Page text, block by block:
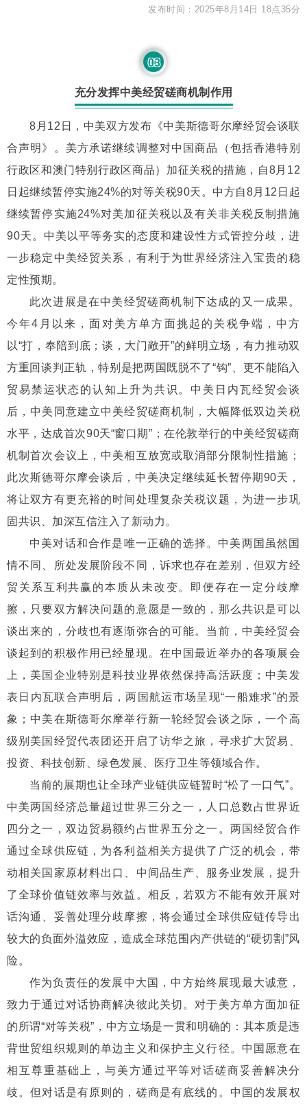
发布时间：2025年8月14日 18点35分
03
充分发挥中美经贸磋商机制作用
8月12日，中美双方发布《中美斯德哥尔摩经贸会谈联
合声明》。美方承诺继续调整对中国商品（包括香港特别
行政区和澳门特别行政区商品）加征关税的措施，自8月12
日起继续暂停实施24%的对等关税90天。中方自8月12日起
继续暂停实施24%对美加征关税以及有关非关税反制措施
90天。中美以平等务实的态度和建设性方式管控分歧，进
一步稳定中美经贸关系，有利于为世界经济注入宝贵的稳
定性预期。
此次进展是在中美经贸磋商机制下达成的又一成果。
今年4月以来，面对美方单方面挑起的关税争端，中方
以“打，奉陪到底；谈，大门敞开”的鲜明立场，有力推动双
方重回谈判正轨，特别是把两国既脱不了“钩”、更不能陷入
贸易禁运状态的认知上升为共识。中美日内瓦经贸会谈
后，中美同意建立中美经贸磋商机制，大幅降低双边关税
水平，达成首次90天“窗口期”；在伦敦举行的中美经贸磋商
机制首次会议上，中美相互放宽或取消部分限制性措施；
此次斯德哥尔摩会谈后，中美决定继续延长暂停期90天，
将让双方有更充裕的时间处理复杂关税议题，为进一步巩
固共识、加深互信注入了新动力。
中美对话和合作是唯一正确的选择。中美两国虽然国
情不同、所处发展阶段不同，诉求也存在差别，但双方经
贸关系互利共赢的本质从未改变。即便存在一定分歧摩
擦，只要双方解决问题的意愿是一致的，那么共识是可以
谈出来的，分歧也有逐渐弥合的可能。当前，中美经贸会
谈起到的积极作用已经显现。在中国最近举办的各项展会
上，美国企业特别是科技业界依然保持高活跃度；中美发
表日内瓦联合声明后，两国航运市场呈现“一船难求”的景
象；中美在斯德哥尔摩举行新一轮经贸会谈之际，一个高
级别美国经贸代表团还开启了访华之旅，寻求扩大贸易、
投资、科技创新、绿色发展、医疗卫生等领域合作。
当前的展期也让全球产业链供应链暂时“松了一口气”。
中美两国经济总量超过世界三分之一，人口总数占世界近
四分之一，双边贸易额约占世界五分之一。两国经贸合作
通过全球供应链，为各利益相关方提供了广泛的机会，带
动相关国家原材料出口、中间品生产、服务业发展，提升
了全球价值链效率与效益。相反，若双方不能有效开展对
话沟通、妥善处理分歧摩擦，将会通过全球供应链传导出
较大的负面外溢效应，造成全球范围内产供链的“硬切割”风
险。
作为负责任的发展中大国，中方始终展现最大诚意，
致力于通过对话协商解决彼此关切。对于美方单方面加征
的所谓“对等关税”，中方立场是一贯和明确的：其本质是违
背世贸组织规则的单边主义和保护主义行径。中国愿意在
相互尊重基础上，与美方通过平等对话磋商妥善解决分
歧。但对话是有原则的，磋商是有底线的。中国的发展权